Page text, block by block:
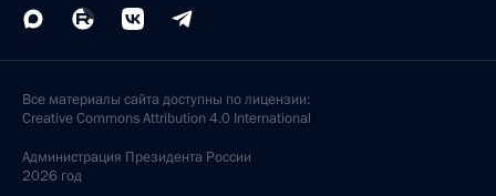
Все материалы сайта доступны по лицензии:
Creative Commons Attribution 4.0 International
Администрация Президента России
2026 год